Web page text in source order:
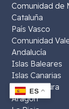
Comunidad de
Cataluña
País Vasco
Comunidad
Andalucía
Islas Baleares
Islas Canarias
Extremadura
Aragón
ES